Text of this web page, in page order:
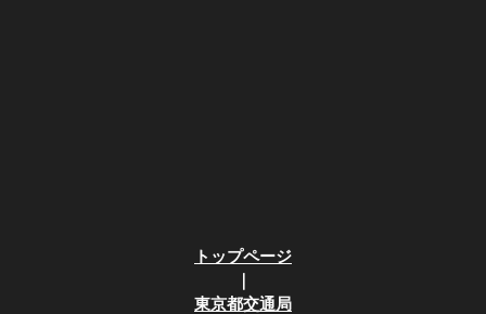
トップページ
｜
東京都交通局